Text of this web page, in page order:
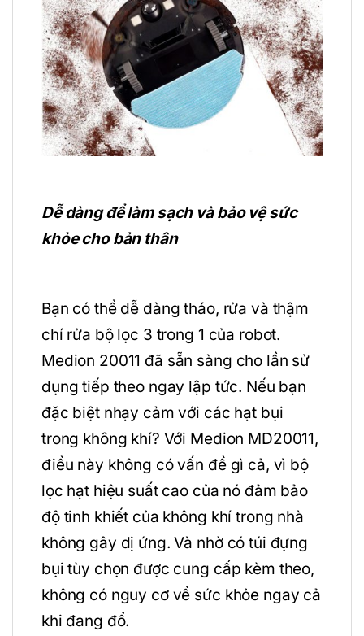
Dễ dàng để làm sạch và bảo vệ sức
khỏe cho bản thân
Bạn có thể dễ dàng tháo, rửa và thậm
chí rửa bộ lọc 3 trong 1 của robot.
Medion 20011 đã sẵn sàng cho lần sử
dụng tiếp theo ngay lập tức. Nếu bạn
đặc biệt nhạy cảm với các hạt bụi
trong không khí? Với Medion MD20011,
điều này không có vấn đề gì cả, vì bộ
lọc hạt hiệu suất cao của nó đảm bảo
độ tinh khiết của không khí trong nhà
không gây dị ứng. Và nhờ có túi đựng
bụi tùy chọn được cung cấp kèm theo,
không có nguy cơ về sức khỏe ngay cả
khi đang đổ.